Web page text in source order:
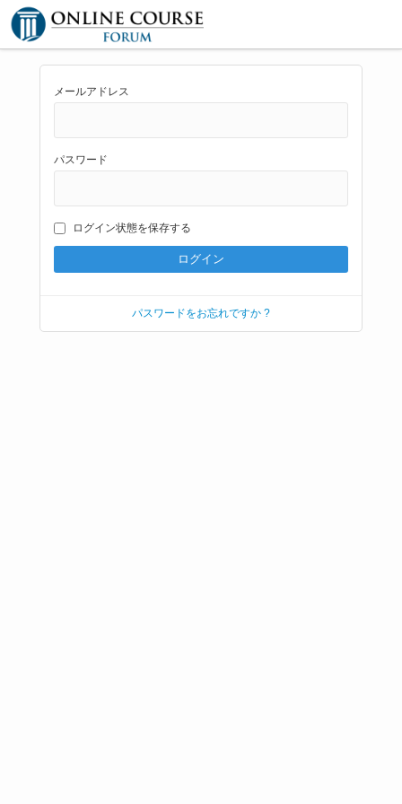
メールアドレス
パスワード
ログイン状態を保存する
パスワードをお忘れですか ?